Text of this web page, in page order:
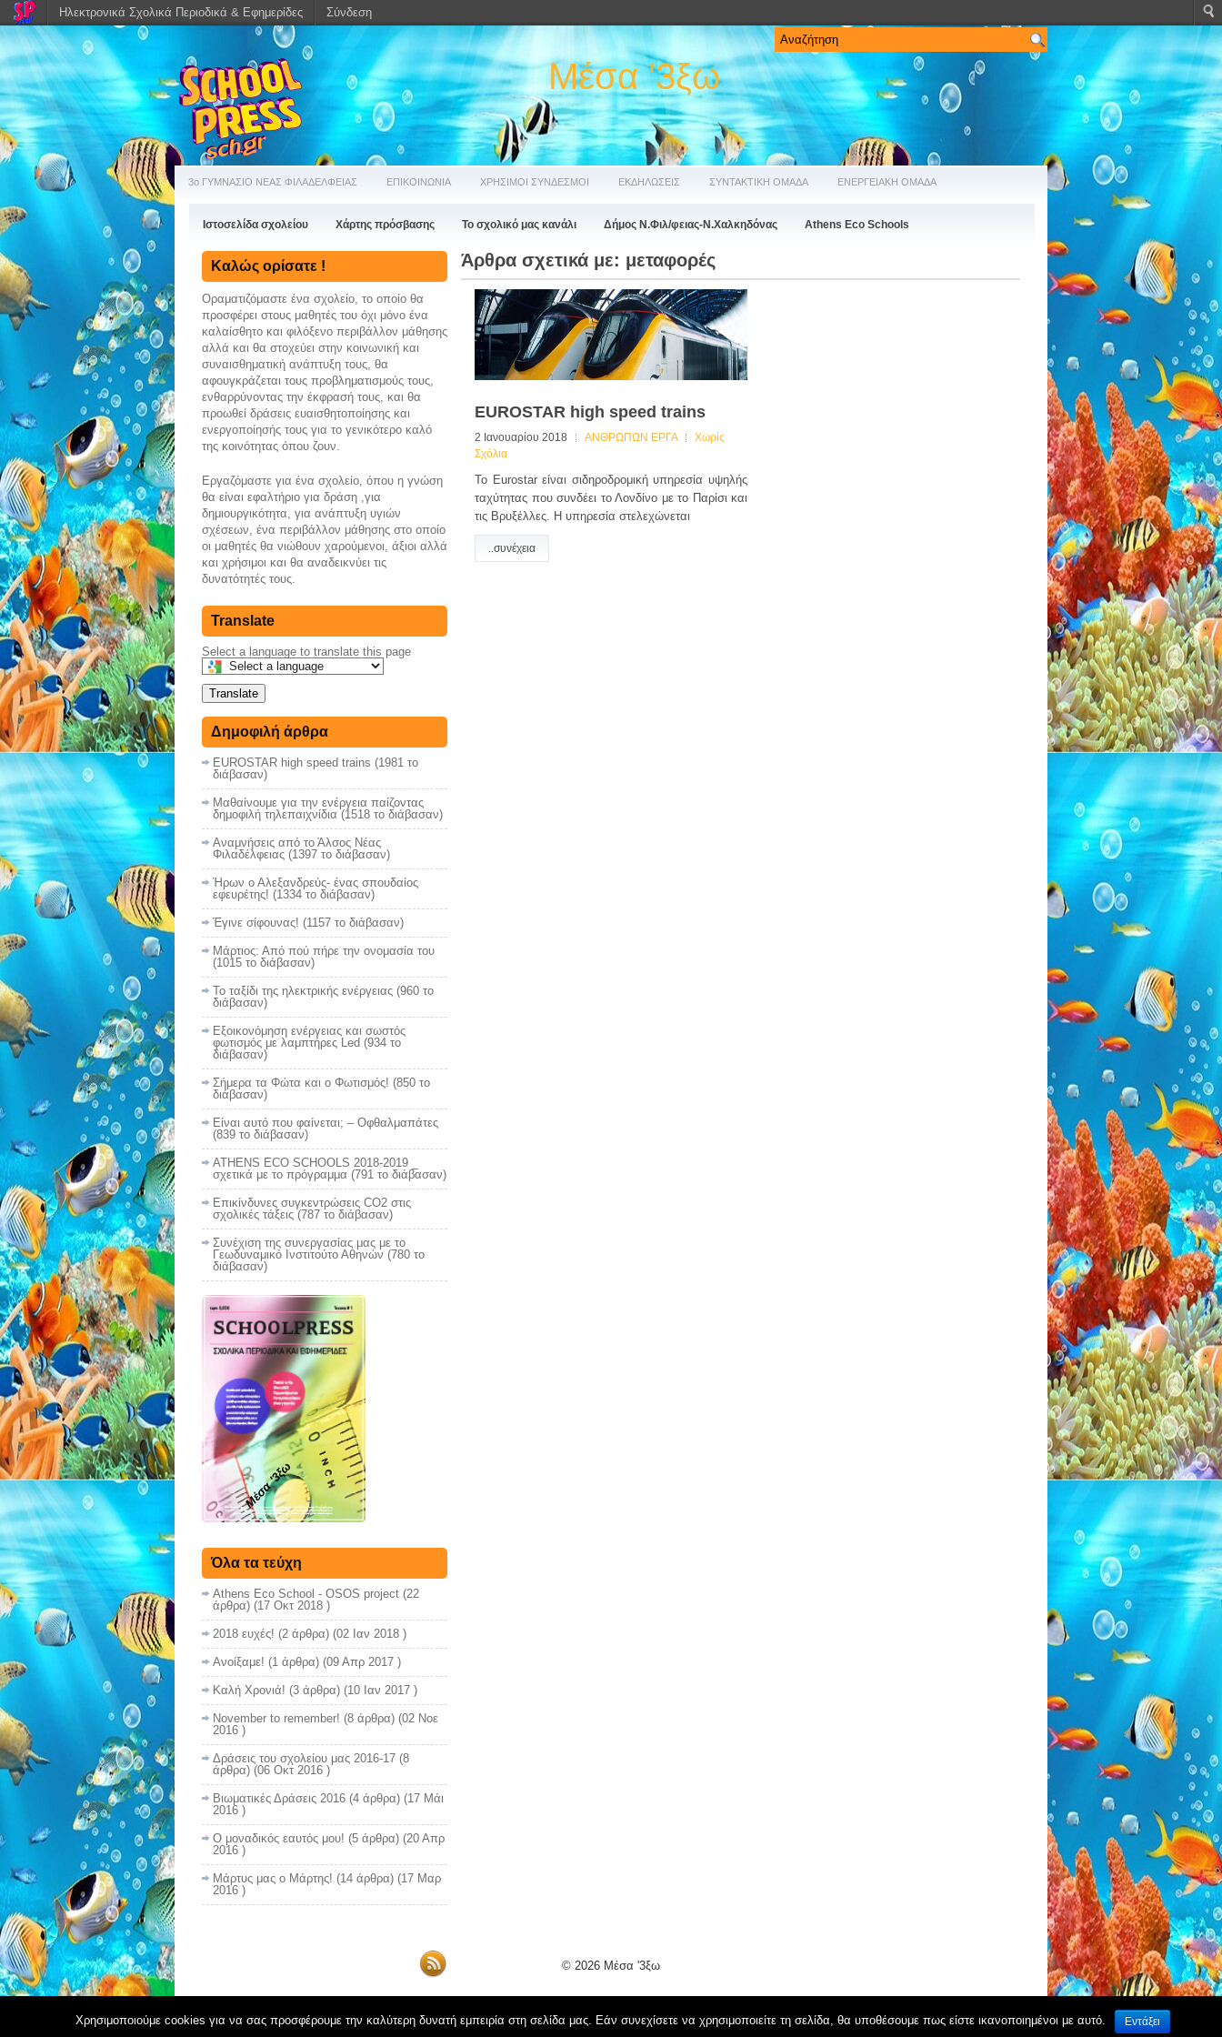
Μέσα '3ξω
3ο ΓΥΜΝΑΣΙΟ ΝΕΑΣ ΦΙΛΑΔΕΛΦΕΙΑΣ ΕΠΙΚΟΙΝΩΝΙΑ ΧΡΗΣΙΜΟΙ ΣΥΝΔΕΣΜΟΙ ΕΚΔΗΛΩΣΕΙΣ ΣΥΝΤΑΚΤΙΚΗ ΟΜΑΔΑ ΕΝΕΡΓΕΙΑΚΗ ΟΜΑΔΑ
Ιστοσελίδα σχολείου Χάρτης πρόσβασης Το σχολικό μας κανάλι Δήμος Ν.Φιλ/φειας-Ν.Χαλκηδόνας Athens Eco Schools
Άρθρα σχετικά με: μεταφορές
EUROSTAR high speed trains
2 Ιανουαρίου 2018 ΑΝΘΡΩΠΩΝ ΕΡΓΑ
Χωρίς
Σχόλια
Το Eurostar είναι σιδηροδρομική υπηρεσία υψηλής
ταχύτητας που συνδέει το Λονδίνο με το Παρίσι και
τις Βρυξέλλες. Η υπηρεσία στελεχώνεται
..συνέχεια
Καλώς ορίσατε !
Οραματιζόμαστε ένα σχολείο, το οποίο θα
προσφέρει στους μαθητές του όχι μόνο ένα
καλαίσθητο και φιλόξενο περιβάλλον μάθησης
αλλά και θα στοχεύει στην κοινωνική και
συναισθηματική ανάπτυξη τους, θα
αφουγκράζεται τους προβληματισμούς τους,
ενθαρρύνoντας την έκφρασή τους, και θα
προωθεί δράσεις ευαισθητοποίησης και
ενεργοποίησής τους για το γενικότερο καλό
της κοινότητας όπου ζουν.
Εργαζόμαστε για ένα σχολείο, όπου η γνώση
θα είναι εφαλτήριο για δράση ,για
δημιουργικότητα, για ανάπτυξη υγιών
σχέσεων, ένα περιβάλλον μάθησης στο οποίο
οι μαθητές θα νιώθουν χαρούμενοι, άξιοι αλλά
και χρήσιμοι και θα αναδεικνύει τις
δυνατότητές τους.
Translate
Select a language to translate this page
Translate
Δημοφιλή άρθρα
EUROSTAR high speed trains (1981 το
διάβασαν)
Μαθαίνουμε για την ενέργεια παίζοντας
δημοφιλή τηλεπαιχνίδια (1518 το διάβασαν)
Αναμνήσεις από το Άλσος Νέας
Φιλαδέλφειας (1397 το διάβασαν)
Ήρων ο Αλεξανδρεύς- ένας σπουδαίος
εφευρέτης! (1334 το διάβασαν)
Έγινε σίφουνας! (1157 το διάβασαν)
Μάρτιος: Από πού πήρε την ονομασία του
(1015 το διάβασαν)
Το ταξίδι της ηλεκτρικής ενέργειας (960 το
διάβασαν)
Εξοικονόμηση ενέργειας και σωστός
φωτισμός με λαμπτήρες Led (934 το
διάβασαν)
Σήμερα τα Φώτα και ο Φωτισμός! (850 το
διάβασαν)
Είναι αυτό που φαίνεται; – Οφθαλμαπάτες
(839 το διάβασαν)
ATHENS ECO SCHOOLS 2018-2019 _
σχετικά με το πρόγραμμα (791 το διάβασαν)
Επικίνδυνες συγκεντρώσεις CO2 στις
σχολικές τάξεις (787 το διάβασαν)
Συνέχιση της συνεργασίας μας με το
Γεωδυναμικό Ινστιτούτο Αθηνών (780 το
διάβασαν)
Μέσα '3ξω
Όλα τα τεύχη
Athens Eco School - OSOS project (22
άρθρα) (17 Οκτ 2018 )
2018 ευχές! (2 άρθρα) (02 Ιαν 2018 )
Ανοίξαμε! (1 άρθρα) (09 Απρ 2017 )
Καλή Χρονιά! (3 άρθρα) (10 Ιαν 2017 )
November to remember! (8 άρθρα) (02 Νοε
2016 )
Δράσεις του σχολείου μας 2016-17 (8
άρθρα) (06 Οκτ 2016 )
Βιωματικές Δράσεις 2016 (4 άρθρα) (17 Μάι
2016 )
Ο μοναδικός εαυτός μου! (5 άρθρα) (20 Απρ
2016 )
Μάρτυς μας ο Μάρτης! (14 άρθρα) (17 Μαρ
2016 )
© 2026 Μέσα '3ξω
Ηλεκτρονικά Σχολικά Περιοδικά & Εφημερίδες Σύνδεση
Χρησιμοποιούμε cookies για να σας προσφέρουμε την καλύτερη δυνατή εμπειρία στη σελίδα μας. Εάν συνεχίσετε να χρησιμοποιείτε τη σελίδα, θα υποθέσουμε πως είστε ικανοποιημένοι με αυτό. Εντάξει